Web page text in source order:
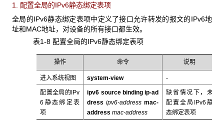
1. 配置全局的IPv6静态绑定表项
全局的IPv6静态绑定表项中定义了接口允许转发的报文的IPv6地
址和MAC地址，对设备的所有接口都生效。
表1-8 配置全局的IPv6静态绑定表项
操作 命令 说明
进入系统视图 system-view -
配置全局的IPv
6静态绑定表
项
ipv6 source binding ip-ad
dressipv6-address mac-
addressmac-address
缺省情况下，未
配置全局IPv6静
态绑定表项